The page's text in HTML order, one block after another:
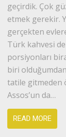
geçirdik. Çok
etmek gerekir.
gerçekten
Türk kahvesi
porsiyonları
biri
tatile gitmeden
Assos’un da…
READ MORE